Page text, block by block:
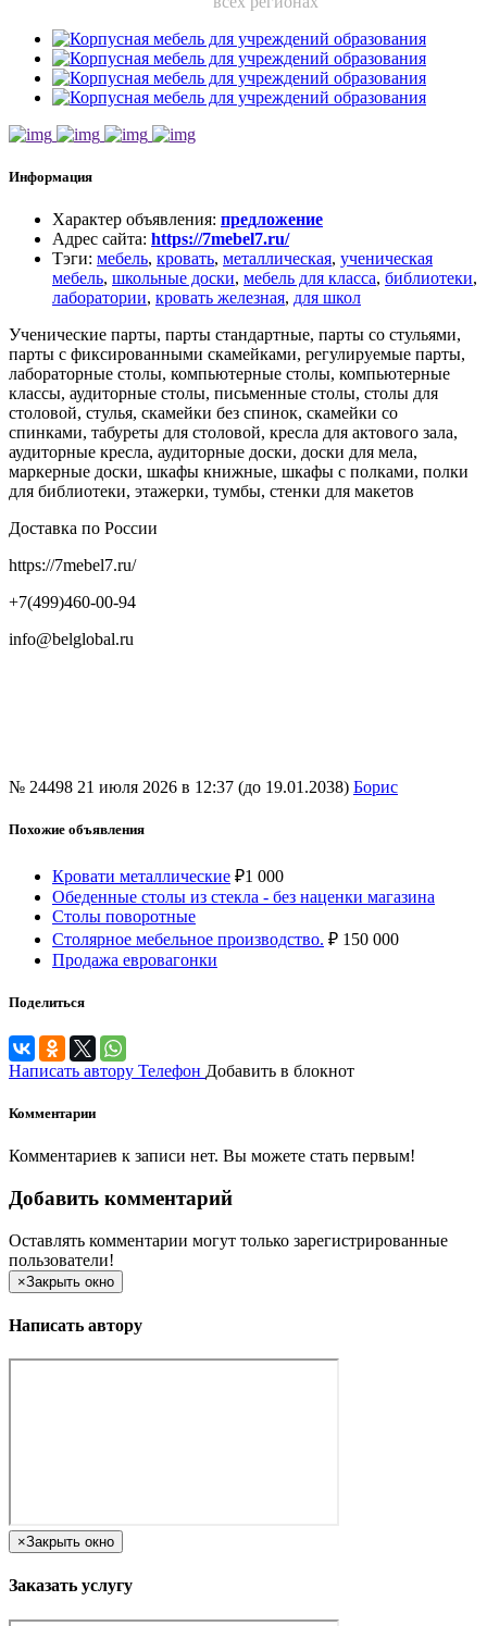
Информация
Характер объявления: предложение
Адрес сайта: https://7mebel7.ru/
Тэги: мебель, кровать, металлическая, ученическая
мебель, школьные доски, мебель для класса, библиотеки,
лаборатории, кровать железная, для школ
Ученические парты, парты стандартные, парты со стульями,
парты с фиксированными скамейками, регулируемые парты,
лабораторные столы, компьютерные столы, компьютерные
классы, аудиторные столы, письменные столы, столы для
столовой, стулья, скамейки без спинок, скамейки со
спинками, табуреты для столовой, кресла для актового зала,
аудиторные кресла, аудиторные доски, доски для мела,
маркерные доски, шкафы книжные, шкафы с полками, полки
для библиотеки, этажерки, тумбы, стенки для макетов
Доставка по России
https://7mebel7.ru/
+7(499)460-00-94
info@belglobal.ru
№ 24498 21 июля 2026 в 12:37 (до 19.01.2038) Борис
Похожие объявления
Кровати металлические ₽1 000
Обеденные столы из стекла - без наценки магазина
Столы поворотные
Столярное мебельное производство. ₽ 150 000
Продажа евровагонки
Поделиться
Написать автору Телефон Добавить в блокнот
Комментарии
Комментариев к записи нет. Вы можете стать первым!
Добавить комментарий
Оставлять комментарии могут только зарегистрированные
пользователи!
×Закрыть окно
Написать автору
×Закрыть окно
Заказать услугу